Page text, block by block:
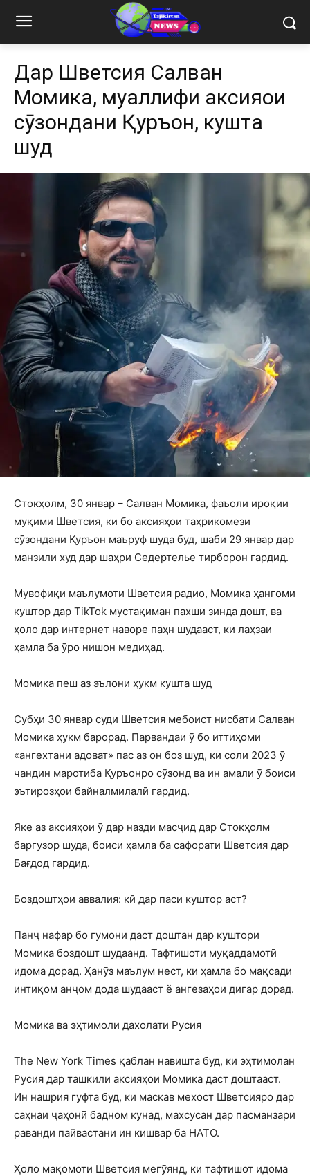
Дар Шветсия Салван
Момика, муаллифи аксияҳои
сӯзондани Қуръон, кушта
шуд
Стокҳолм, 30 январ – Салван Момика, фаъоли ироқии
муқими Шветсия, ки бо аксияҳои таҳрикомези
сӯзондани Қуръон маъруф шуда буд, шаби 29 январ дар
манзили худ дар шаҳри Седертелье тирборон гардид.
Мувофиқи маълумоти Шветсия радио, Момика ҳангоми
куштор дар TikTok мустақиман пахши зинда дошт, ва
ҳоло дар интернет наворе паҳн шудааст, ки лаҳзаи
ҳамла ба ӯро нишон медиҳад.
Момика пеш аз эълони ҳукм кушта шуд
Субҳи 30 январ суди Шветсия мебоист нисбати Салван
Момика ҳукм барорад. Парвандаи ӯ бо иттиҳоми
«ангехтани адоват» пас аз он боз шуд, ки соли 2023 ӯ
чандин маротиба Қуръонро сӯзонд ва ин амали ӯ боиси
эътирозҳои байналмилалӣ гардид.
Яке аз аксияҳои ӯ дар назди масҷид дар Стокҳолм
баргузор шуда, боиси ҳамла ба сафорати Шветсия дар
Бағдод гардид.
Боздоштҳои аввалия: кӣ дар паси куштор аст?
Панҷ нафар бо гумони даст доштан дар куштори
Момика боздошт шудаанд. Тафтишоти муқаддамотӣ
идома дорад. Ҳанӯз маълум нест, ки ҳамла бо мақсади
интиқом анҷом дода шудааст ё ангезаҳои дигар дорад.
Момика ва эҳтимоли дахолати Русия
The New York Times қаблан навишта буд, ки эҳтимолан
Русия дар ташкили аксияҳои Момика даст доштааст.
Ин нашрия гуфта буд, ки маскав мехост Шветсияро дар
саҳнаи ҷаҳонӣ бадном кунад, махсусан дар пасманзари
раванди пайвастани ин кишвар ба НАТО.
Ҳоло мақомоти Шветсия мегӯянд, ки тафтишот идома